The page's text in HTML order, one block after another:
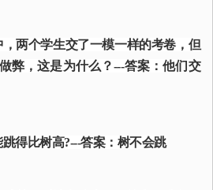
，两个学生交了一模一样的考卷，但
弊，这是为什么？---答案：他们交
得比树高?---答案：树不会跳